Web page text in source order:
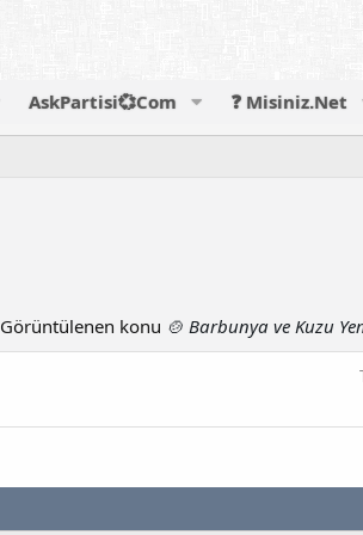
AskPartisi💞Com ❓ Misiniz.Net
Görüntülenen konu 🍲 Barbunya ve Kuzu